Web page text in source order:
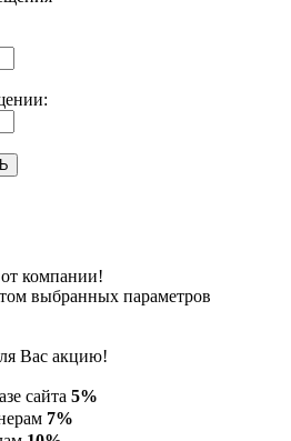
компании!
выбранных параметров
Вас акцию!
сайта 5%
7%